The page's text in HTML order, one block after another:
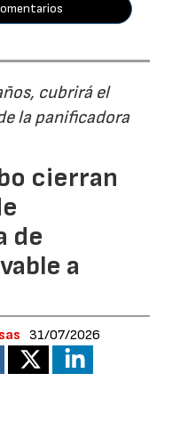
cubrirá el
la panificadora
cierran
de
a
31/07/2026